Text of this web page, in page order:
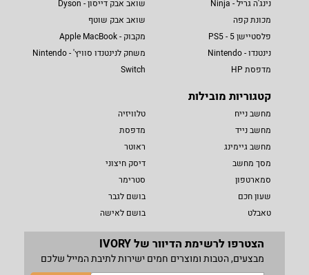
נינג'ה גריל - Ninja
מכונת קפה
פלסטיישן 5 - PS5
נינטנדו - Nintendo
מדפסת HP
שואב אבק דייסון - Dyson
שואב אבק שוטף
מקבוק - Apple MacBook
משחק לנינטנדו סוויץ' - Nintendo
Switch
קטגוריות מובילות
מחשב נייח
מחשב נייד
מחשב גיימינג
מסך מחשב
סמארטפון
שעון חכם
טאבלט
טלוויזיה
מדפסת
ראוטר
דיסק חיצוני
סטרימר
בושם לגבר
בושם לאישה
הצטרפו לרשימת הדיוור של IVORY
מבצעים, הטבות ומוצרים חמים ישירות לתיבת המייל שלכם